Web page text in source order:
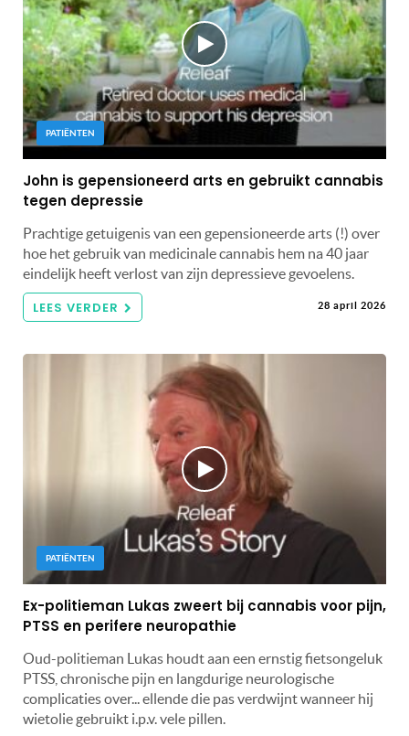
PATIËNTEN
John is gepensioneerd arts en gebruikt cannabis
tegen depressie
Prachtige getuigenis van een gepensioneerde arts (!) over
hoe het gebruik van medicinale cannabis hem na 40 jaar
eindelijk heeft verlost van zijn depressieve gevoelens.
LEES VERDER 28 april 2026
PATIËNTEN
Ex-politieman Lukas zweert bij cannabis voor pijn,
PTSS en perifere neuropathie
Oud-politieman Lukas houdt aan een ernstig fietsongeluk
PTSS, chronische pijn en langdurige neurologische
complicaties over... ellende die pas verdwijnt wanneer hij
wietolie gebruikt i.p.v. vele pillen.